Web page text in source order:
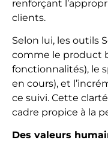
renforçant
clients.
Selon lui, les outils
comme le product
fonctionnalités), le
en cours), et
ce suivi. Cette
cadre propice à la
Des valeurs